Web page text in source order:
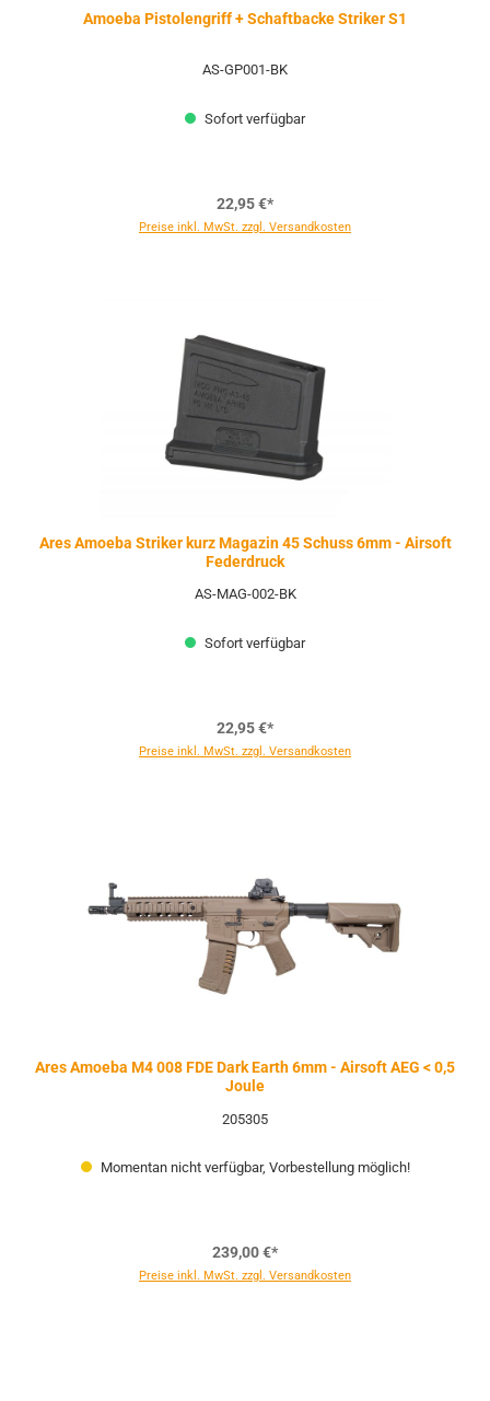
Amoeba Pistolengriff + Schaftbacke Striker S1
AS-GP001-BK
Sofort verfügbar
22,95 €*
Preise inkl. MwSt. zzgl. Versandkosten
Ares Amoeba Striker kurz Magazin 45 Schuss 6mm - Airsoft
Federdruck
AS-MAG-002-BK
Sofort verfügbar
22,95 €*
Preise inkl. MwSt. zzgl. Versandkosten
Ares Amoeba M4 008 FDE Dark Earth 6mm - Airsoft AEG < 0,5
Joule
205305
Momentan nicht verfügbar, Vorbestellung möglich!
239,00 €*
Preise inkl. MwSt. zzgl. Versandkosten